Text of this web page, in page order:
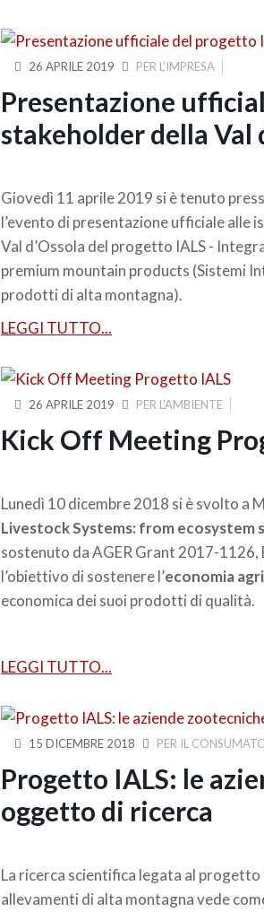
26 APRILE 2019 PER L'IMPRESA
Presentazione
stakeholder della Val
Giovedì 11 aprile 2019 si è tenuto
l’evento di presentazione ufficiale
Val d’Ossola del progetto IALS -
premium mountain products (Sistemi
prodotti di alta montagna).
LEGGI TUTTO...
26 APRILE 2019 PER L'AMBIENTE
Kick Off Meeting
Lunedì 10 dicembre 2018 si è svolto a
Livestock Systems: from ecosystem
sostenuto da AGER Grant 2017-
l’obiettivo di sostenere l’economia
economica dei suoi prodotti di qualità.
LEGGI TUTTO...
15 DICEMBRE 2018 PER IL
Progetto IALS: le
oggetto di ricerca
La ricerca scientifica legata al
allevamenti di alta montagna vede